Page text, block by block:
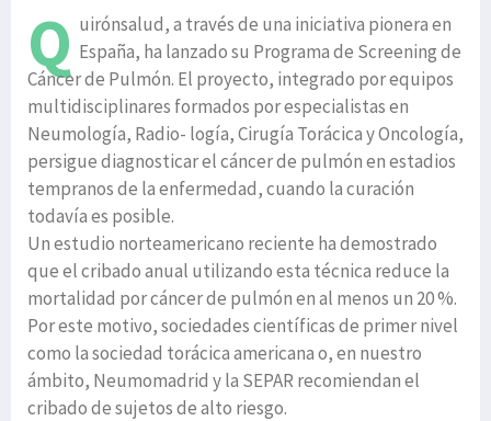
Q uirónsalud, a través de una iniciativa pionera en
España, ha lanzado su Programa de Screening de
Cáncer de Pulmón. El proyecto, integrado por equipos
multidisciplinares formados por especialistas en
Neumología, Radio- logía, Cirugía Torácica y Oncología,
persigue diagnosticar el cáncer de pulmón en estadios
tempranos de la enfermedad, cuando la curación
todavía es posible.
Un estudio norteamericano reciente ha demostrado
que el cribado anual utilizando esta técnica reduce la
mortalidad por cáncer de pulmón en al menos un 20 %.
Por este motivo, sociedades científicas de primer nivel
como la sociedad torácica americana o, en nuestro
ámbito, Neumomadrid y la SEPAR recomiendan el
cribado de sujetos de alto riesgo.